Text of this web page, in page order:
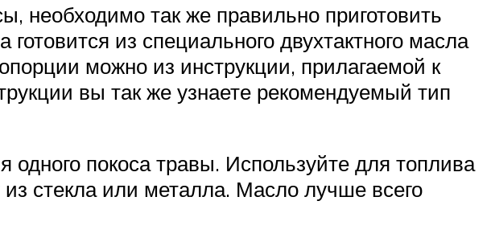
необходимо так же правильно приготовить
из специального двухтактного масла
можно из инструкции, прилагаемой к
вы так же узнаете рекомендуемый тип
одного покоса травы. Используйте для топлива
стекла или металла. Масло лучше всего